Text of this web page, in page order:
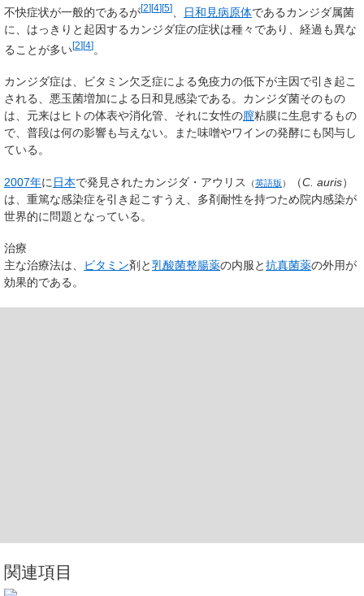
不快症状が一般的であるが[2][4][5] 日和見病原体であるカンジダ属菌
に、はっきりと起因するカンジダ症の症状は種々であり、経過も異な
ることが多い[2][4]。
カンジダ症は、ビタミン欠乏症による免疫力の低下が主因で引き起こ
される、悪玉菌増加による日和見感染である。カンジダ菌そのもの
は、元来はヒトの体表や消化管、それに女性の膣粘膜に生息するもの
で、普段は何の影響も与えない。また味噌やワインの発酵にも関与し
ている。
2007年に 日本で発見されたカンジダ・アウリス （英語版 ） （C. auris）
は、重篤な感染症を引き起こすうえ、多剤耐性を持つため院内感染が
世界的に問題となっている。
治療
主な治療法は、
ビタミン剤と乳酸菌整腸薬の内服と抗真菌薬の外用が
効果的である。
関連項目